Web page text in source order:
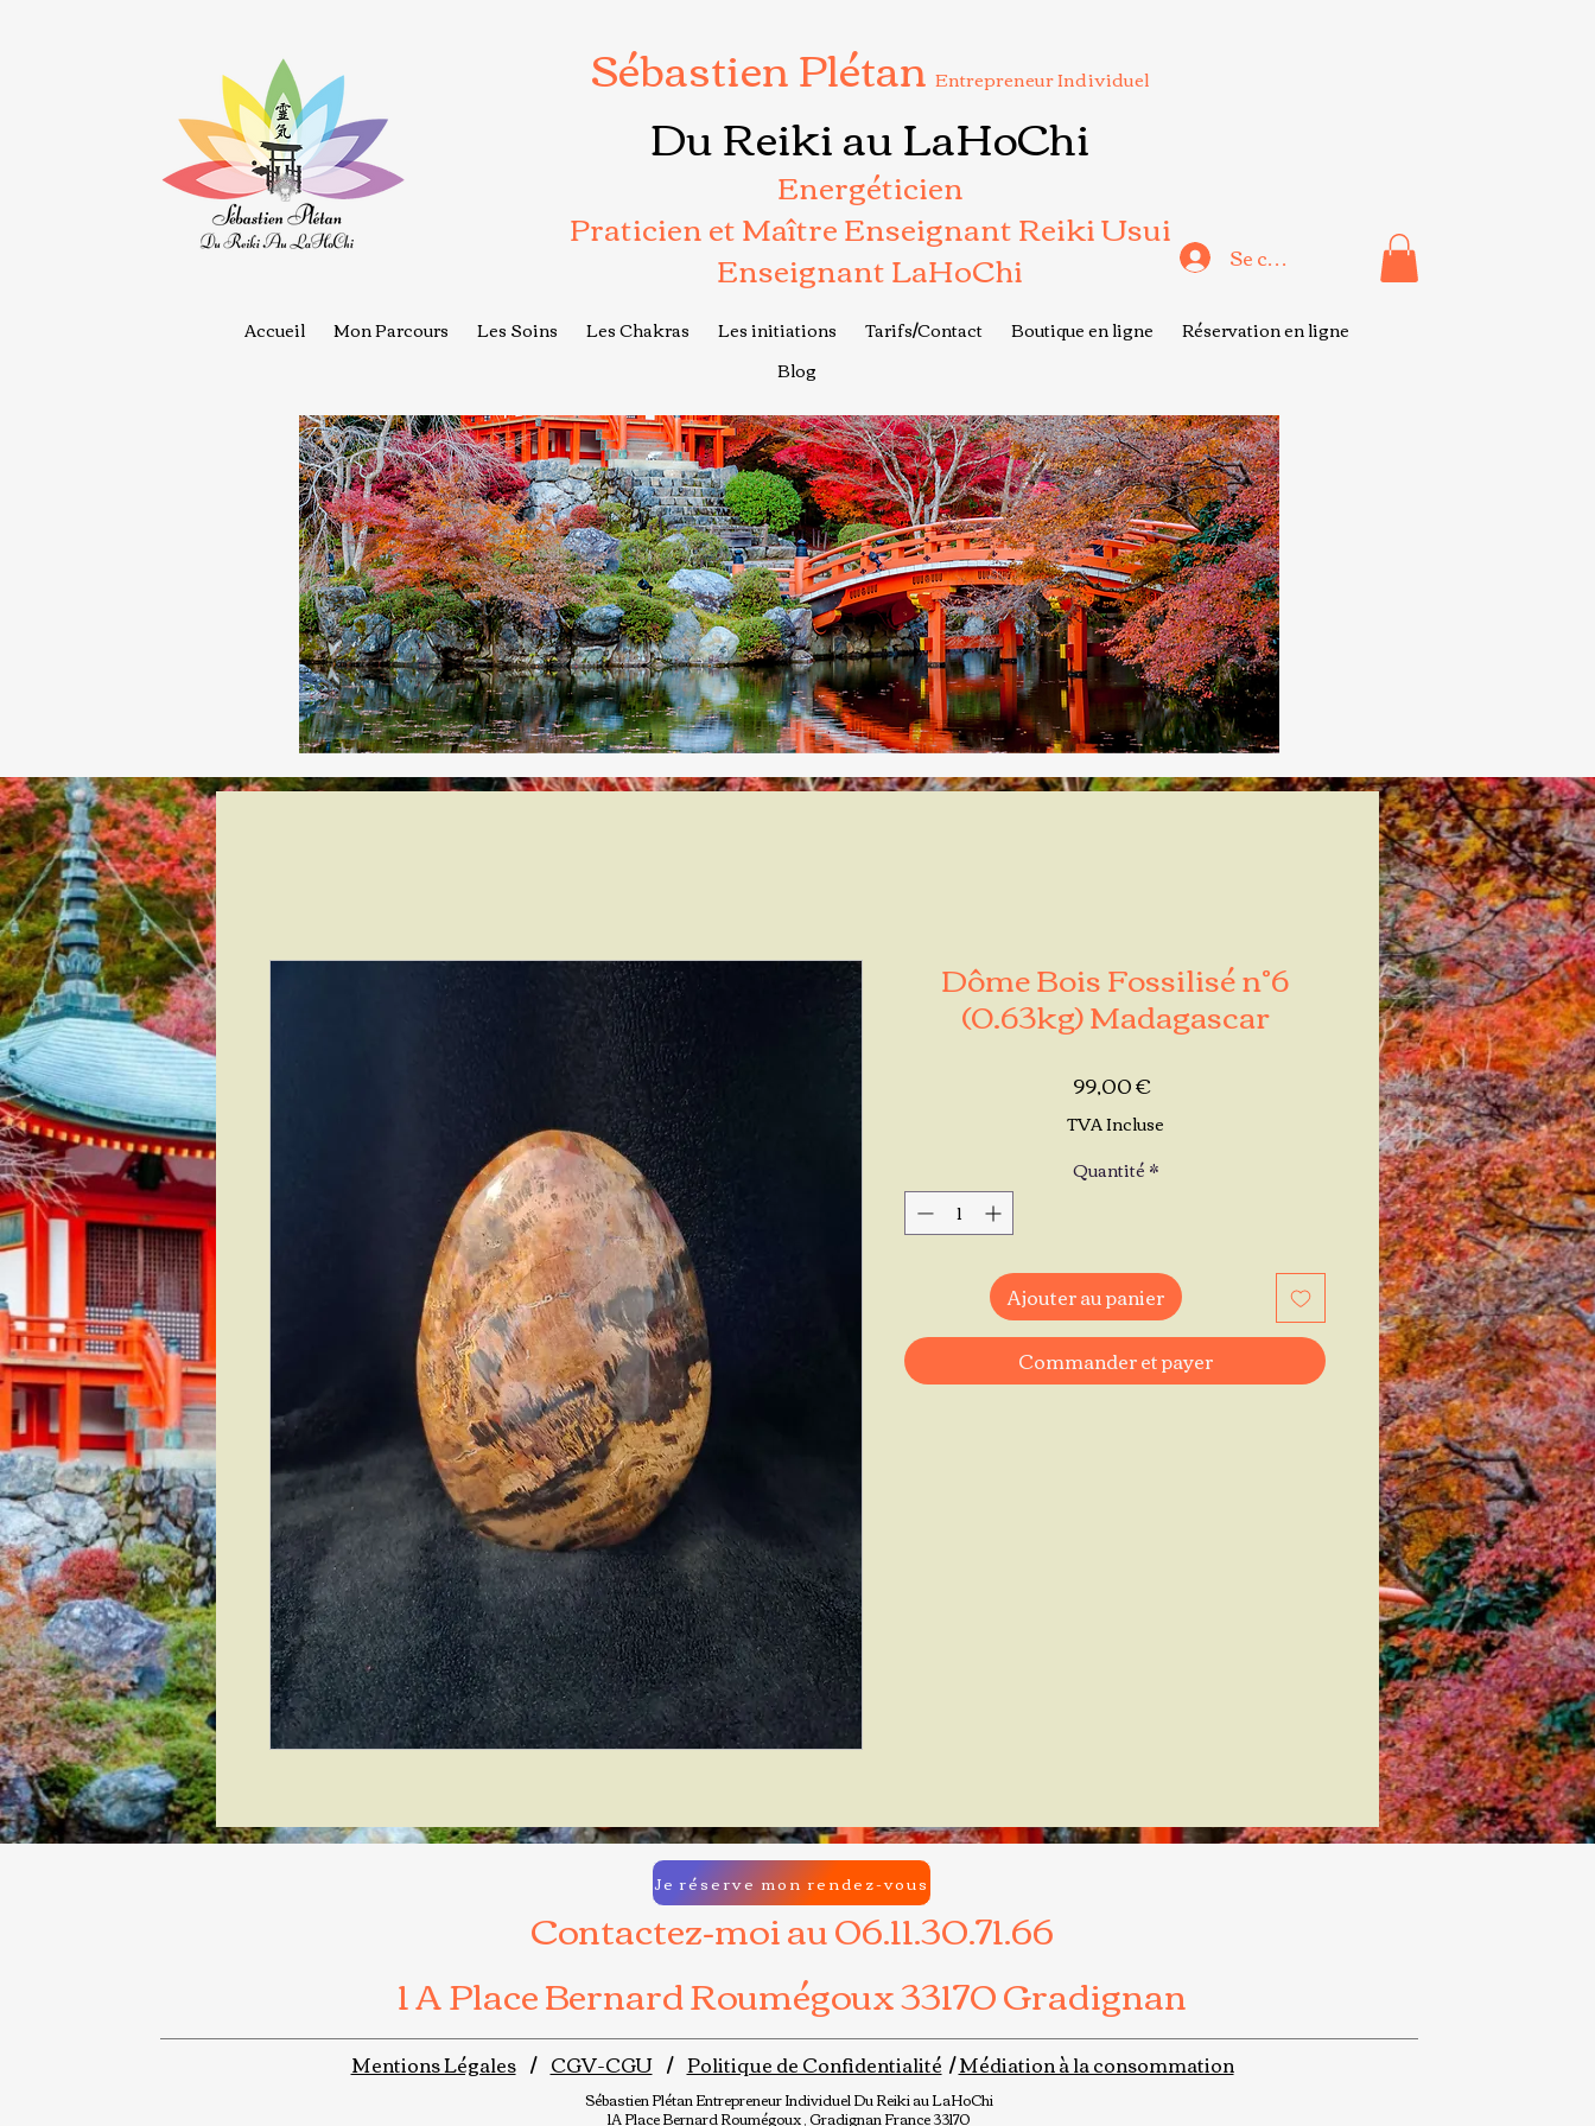
Sébastien Plétan Entrepreneur Individuel
Du Reiki au LaHoChi
Energéticien
Praticien et Maître Enseignant Reiki Usui
Enseignant LaHoChi Se connecter
Accueil Mon Parcours Les Soins Les Chakras Les initiations Tarifs/Contact Boutique en ligne
Réservation en ligne
Blog
Dôme Bois Fossilisé n°6
(0.63kg) Madagascar
99,00 €Prix
TVA Incluse
Quantité*
Ajouter au panier
Commander et payer
Contactez-moi au 06.11.30.71.66
1 A Place Bernard Roumégoux 33170 Gradignan
Je réserve mon rendez-vous
Mentions Légales/ CGV-CGU/ Politique de Confidentialité /Médiation à la consommation
Sébastien PlétanEntrepreneur IndividuelDu Reiki au LaHoChi
1A Place Bernard Roumégoux , Gradignan France 33170